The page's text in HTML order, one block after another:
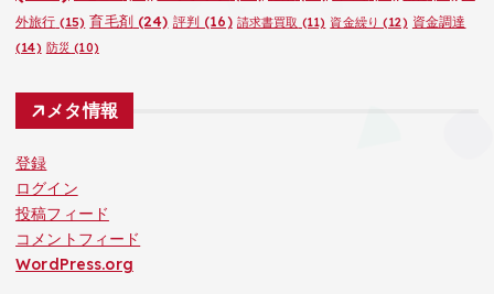
外旅行 (15) 育毛剤(24) 評判 (16) 請求書買取 (11) 資金繰り (12) 資金調達
(14) 防災 (10)
メタ情報
登録
ログイン
投稿フィード
コメントフィード
WordPress.org